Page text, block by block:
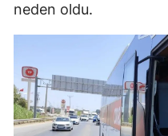
neden oldu.